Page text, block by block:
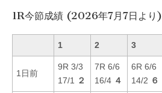
1R今節成績 (2026年7月7日より)
1 2 3
1日前
9R 3/3
17/1
２
7R 6/6
16/4 ４
6R 6/6
14/2 ６